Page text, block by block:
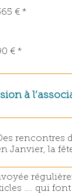
€ *
€ *
à
rencontres
Janvier, la
…. qui